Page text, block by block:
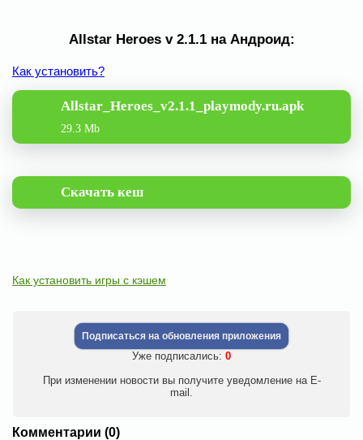
Allstar Heroes v 2.1.1 на Андроид:
Как установить?
Allstar_Heroes_v2.1.1_playmody.ru.apk
29.3 Mb
Скачать кеш
Как установить игры с кэшем
Подписаться на обновления приложения
Уже подписались: 0
При изменении новости вы получите уведомление на E-
mail.
Комментарии (0)